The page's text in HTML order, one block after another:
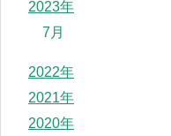
2023年
7月
2022年
2021年
2020年